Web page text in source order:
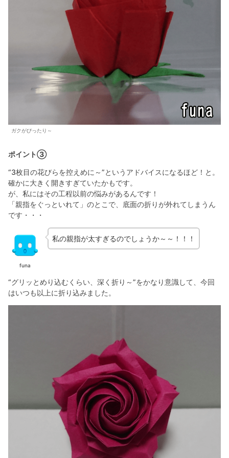
ガクがぴったり～
ポイント③
“3枚目の花びらを控えめに～”というアドバイスになるほど！と。
確かに大きく開きすぎていたかもです。
が、私にはその工程以前の悩みがあるんです！
「親指をぐっといれて」のとこで、底面の折りが外れてしまうん
です・・・
funa
私の親指が太すぎるのでしょうか～～！！！
“グリッとめり込むくらい、深く折り～”をかなり意識して、今回
はいつも以上に折り込みました。